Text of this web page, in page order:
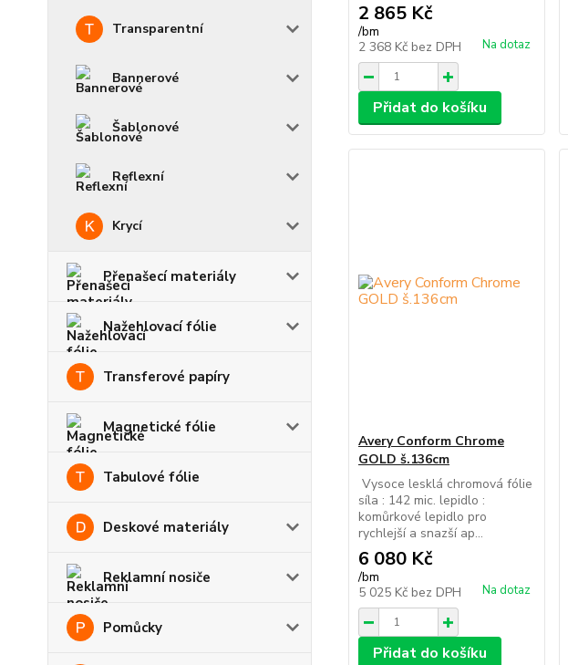
Transparentní
Bannerové
Šablonové
Reflexní
Krycí
Přenašecí materiály
Nažehlovací fólie
Transferové papíry
Magnetické fólie
Tabulové fólie
Deskové materiály
Reklamní nosiče
Pomůcky
2 865 Kč
/bm
2 368 Kč bez DPH Na dotaz
Přidat do košíku
Avery Conform Chrome
GOLD š.136cm
Vysoce lesklá chromová fólie
síla : 142 mic. lepidlo :
komůrkové lepidlo pro
rychlejší a snazší ap...
6 080 Kč
/bm
5 025 Kč bez DPH Na dotaz
Přidat do košíku